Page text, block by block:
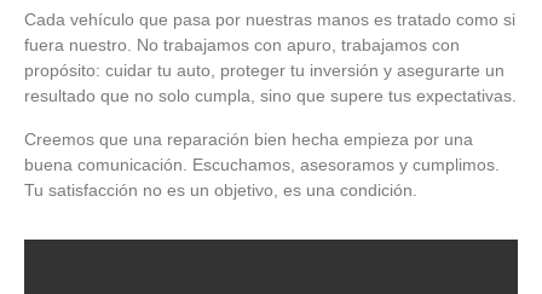
Cada vehículo que pasa por nuestras manos es tratado como si
fuera nuestro. No trabajamos con apuro, trabajamos con
propósito: cuidar tu auto, proteger tu inversión y asegurarte un
resultado que no solo cumpla, sino que supere tus expectativas.
Creemos que una reparación bien hecha empieza por una
buena comunicación. Escuchamos, asesoramos y cumplimos.
Tu satisfacción no es un objetivo, es una condición.